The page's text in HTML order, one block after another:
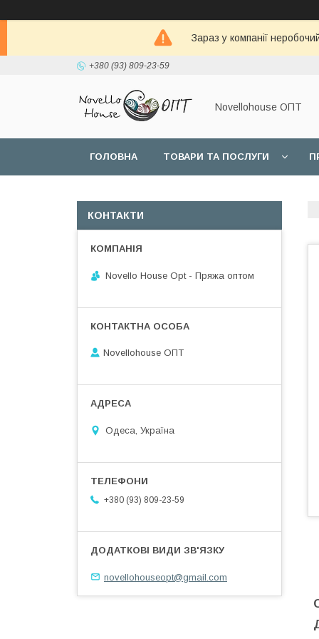
Зараз у компанії
+380 (93) 809-23-59
Novellohouse ОПТ
ГОЛОВНА ТОВАРИ ТА ПОСЛУГИ
КОНТАКТИ
Novello House Opt - Пряжа оптом
Novellohouse ОПТ
Одеса, Україна
+380 (93) 809-23-59
novellohouseopt@gmail.com